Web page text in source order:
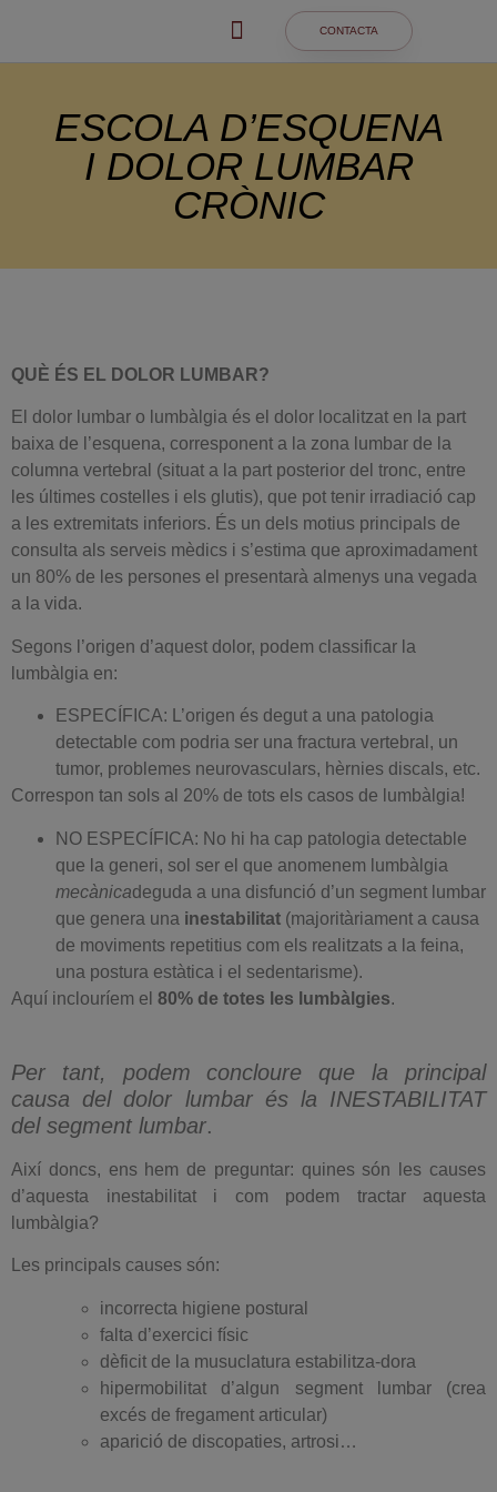
CONTACTA
ESCOLA D’ESQUENA
I DOLOR LUMBAR
CRÒNIC
QUÈ ÉS EL DOLOR LUMBAR?
El dolor lumbar o lumbàlgia és el dolor localitzat en la part
baixa de l’esquena, corresponent a la zona lumbar de la
columna vertebral (situat a la part posterior del tronc, entre
les últimes costelles i els glutis), que pot tenir irradiació cap
a les extremitats inferiors. És un dels motius principals de
consulta als serveis mèdics i s’estima que aproximadament
un 80% de les persones el presentarà almenys una vegada
a la vida.
Segons l’origen d’aquest dolor, podem classificar la
lumbàlgia en:
ESPECÍFICA: L’origen és degut a una patologia
detectable com podria ser una fractura vertebral, un
tumor, problemes neurovasculars, hèrnies discals, etc.
Correspon tan sols al 20% de tots els casos de lumbàlgia!
NO ESPECÍFICA: No hi ha cap patologia detectable
que la generi, sol ser el que anomenem lumbàlgia
mecànicadeguda a una disfunció d’un segment lumbar
que genera una inestabilitat (majoritàriament a causa
de moviments repetitius com els realitzats a la feina,
una postura estàtica i el sedentarisme).
Aquí inclouríem el 80% de totes les lumbàlgies.
Per tant, podem concloure que la principal
causa del dolor lumbar és la INESTABILITAT
del segment lumbar.
Així doncs, ens hem de preguntar: quines són les causes
d’aquesta inestabilitat i com podem tractar aquesta
lumbàlgia?
Les principals causes són:
incorrecta higiene postural
falta d’exercici físic
dèficit de la musuclatura estabilitza-dora
hipermobilitat d’algun segment lumbar (crea
excés de fregament articular)
aparició de discopaties, artrosi…